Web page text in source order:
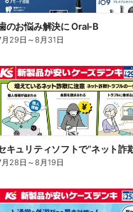
のお悩み解決に Oral-B
月29日 ～8月31日
月28日 ～8月19日